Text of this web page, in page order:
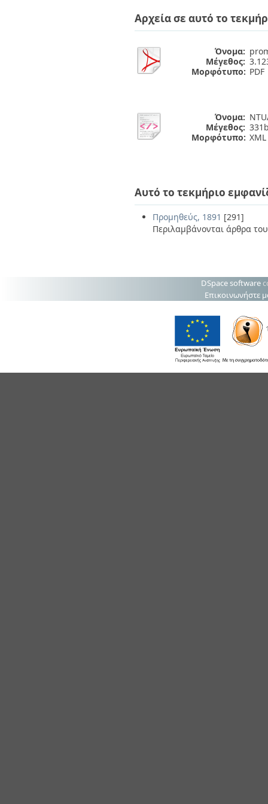
Αρχεία σε αυτό το
Όνομα:
Μέγεθος:
Μορφότυπο: PDF
Όνομα:
Μέγεθος:
Μορφότυπο: XML
Αυτό το τεκμήριο
Προμηθεύς, 1891 [291]
Περιλαμβάνονται άρθρα
DSpace software
Επικοινωνήστε